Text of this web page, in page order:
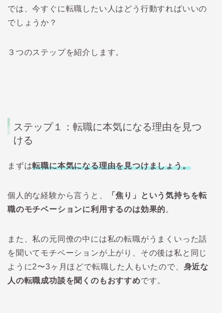
では、今すぐに転職したい人はどう行動すればいいの
でしょうか？
３つのステップを紹介します。
ステップ１：転職に本気になる理由を見つ
ける
まずは転職に本気になる理由を見つけましょう。
個人的な経験から言うと、
「焦り」という気持ちを転
職のモチベーションに利用するのは効果的。
また、私の元同僚の中には私の転職がうまくいった話
を聞いてモチベーションが上がり、その後は私と同じ
ように2〜3ヶ月ほどで転職した人もいたので、 身近な
人の転職成功談を聞くのもおすすめです。